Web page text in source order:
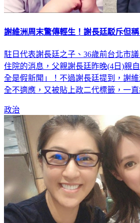
謝維洲周末驚傳輕生！謝長廷駁斥但
駐日代表謝長廷之子、36歲前台北市
住院的消息，父親謝長廷昨晚(4日)親
全是假新聞」！不過謝長廷提到，謝
全不適應，又被貼上政二代標籤，一直
政治